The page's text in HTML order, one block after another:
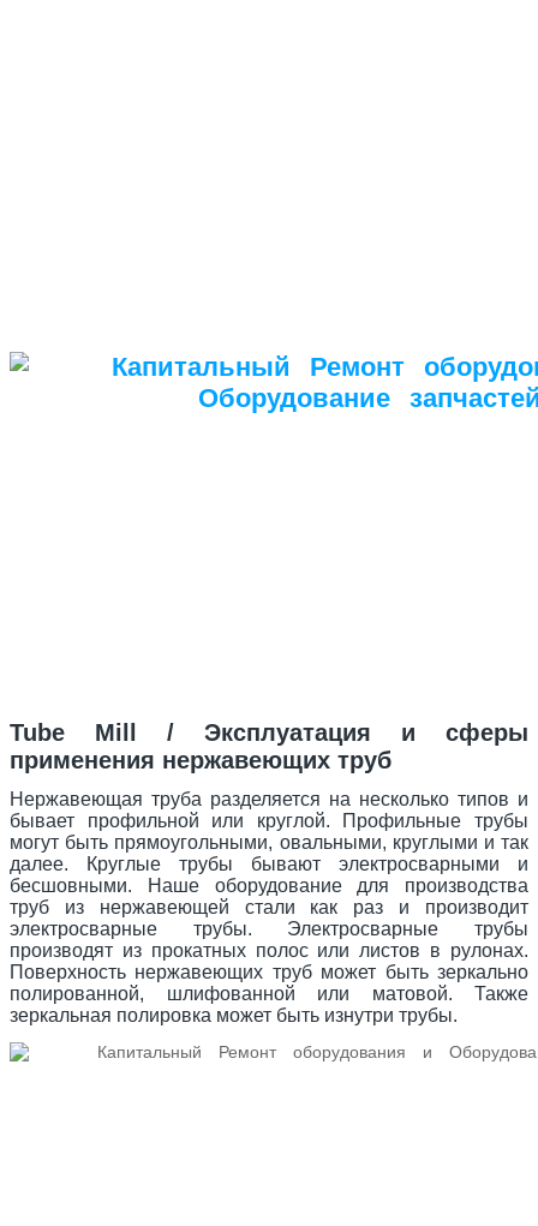
Tube Mill / Эксплуатация и сферы
применения нержавеющих труб
Нержавеющая труба разделяется на несколько типов и
бывает профильной или круглой. Профильные трубы
могут быть прямоугольными, овальными, круглыми и так
далее. Круглые трубы бывают электросварными и
бесшовными. Наше оборудование для производства
труб из нержавеющей стали как раз и производит
электросварные трубы. Электросварные трубы
производят из прокатных полос или листов в рулонах.
Поверхность нержавеющих труб может быть зеркально
полированной, шлифованной или матовой. Также
зеркальная полировка может быть изнутри трубы.